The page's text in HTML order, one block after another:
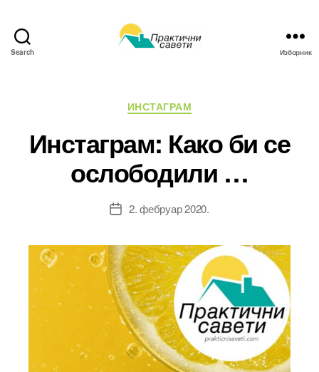
Search Изборник
Категорије
ИНСТАГРАМ
Инстаграм: Како би се
ослободили …
Датум2. фебруар 2020.